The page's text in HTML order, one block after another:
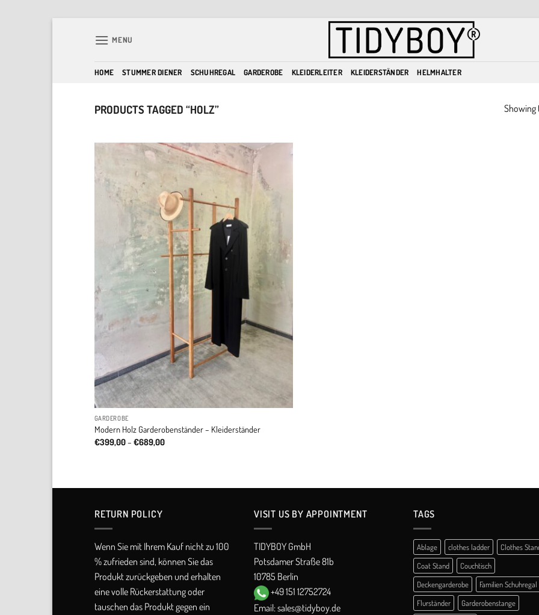
MENU
HOME STUMMER DIENER SCHUHREGAL GARDEROBE KLEIDERLEITER KLEIDERSTÄNDER HELMHALTER
PRODUCTS TAGGED “HOLZ” Showing
wishlist
GARDEROBE
Modern Holz Garderobenständer – Kleiderständer
€399,00– €689,00Price
RETURN POLICY​
Wenn Sie mit Ihrem Kauf nicht zu 100
% zufrieden sind, können Sie das
Produkt zurückgeben und erhalten
eine volle Rückerstattung oder
tauschen das Produkt gegen ein
VISIT US BY APPOINTMENT
TIDYBOY GmbH
Potsdamer Straße 81b
10785 Berlin
+49 151 12752724
Email:sales@tidyboy.de
TAGS
Ablage clothes ladder
Clothes
Coat Stand
Couchtisch
Deckengarderobe
Familien Schuhregal
Flurständer
Garderobenstange